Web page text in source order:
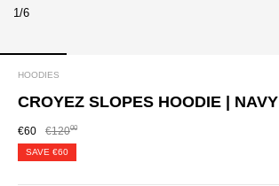
1/6
HOODIES
CROYEZ SLOPES HOODIE | NAVY
€60 €12000
SAVE €60